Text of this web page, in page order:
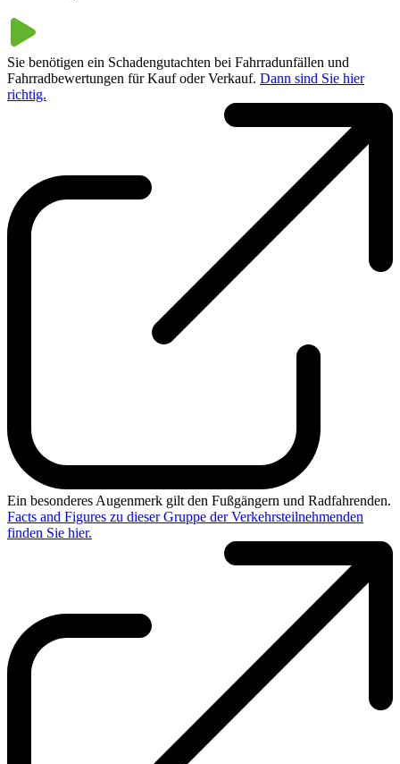
Sie benötigen ein Schadengutachten bei Fahrradunfällen und
Fahrradbewertungen für Kauf oder Verkauf. Dann sind Sie hier
richtig.
Ein besonderes Augenmerk gilt den Fußgängern und Radfahrenden.
Facts and Figures zu dieser Gruppe der Verkehrsteilnehmenden
finden Sie hier.